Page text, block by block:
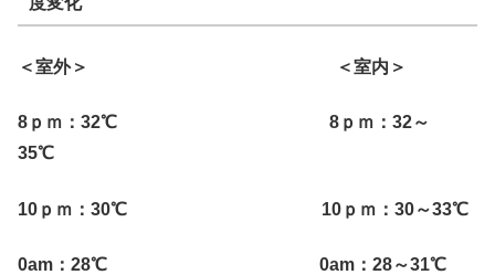
＜室外＞ ＜室内＞
8ｐｍ：32℃ 8ｐｍ：32～
35℃
10ｐｍ：30℃ 10ｐｍ：30～33℃
0am：28℃ 0am：28～31℃